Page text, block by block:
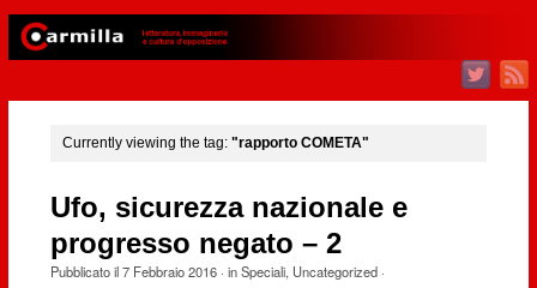
Currently viewing the tag: "rapporto COMETA"
Ufo, sicurezza nazionale e
progresso negato – 2
Pubblicato il7 Febbraio 2016· inSpeciali, Uncategorized·